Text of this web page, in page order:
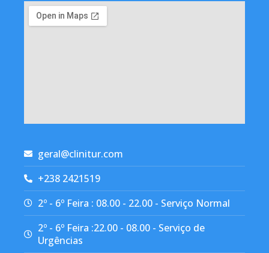
geral@clinitur.com
+238 2421519
2º - 6º Feira : 08.00 - 22.00 - Serviço Normal
2º - 6º Feira :22.00 - 08.00 - Serviço de
Urgências